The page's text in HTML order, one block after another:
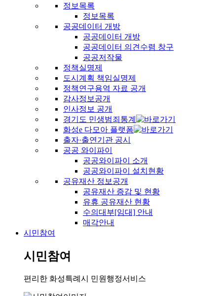
정보목록
정보목록
공공데이터 개방
공공데이터 개방
공공데이터 의견수렴 창구
공공저작물
정책실명제
도시계획 책임실명제
정책연구용역 자료 공개
감사정보공개
인사정보 공개
경기도 민생범죄통계
화성e 다모아 플랫폼
출자·출연기관 공시
공공 와이파이
공공와이파이 소개
공공와이파이 설치현황
공유재산 정보공개
공유재산 증감 및 현황
유휴 공유재산 현황
수의대부[임대] 안내
매각안내
시민참여
시민참여
편리한 화성특례시 민원행정서비스